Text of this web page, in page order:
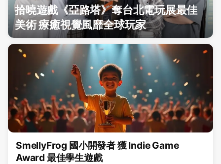
拾曉遊戲《亞路塔》奪台北電玩展最佳
美術 療癒視覺風靡全球玩家
SmellyFrog 國小開發者 獲 Indie Game
Award 最佳學生遊戲